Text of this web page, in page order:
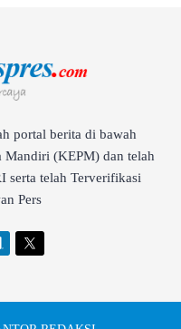
portal berita di bawah
Mandiri (KEPM) dan telah
serta telah Terverifikasi
Pers